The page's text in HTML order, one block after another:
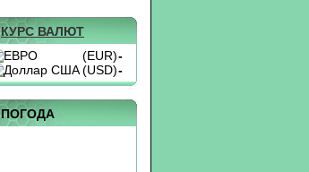
БОКС 10Н
КУРС ВАЛЮТ
(EUR)-
(USD)-
ПОГОДА